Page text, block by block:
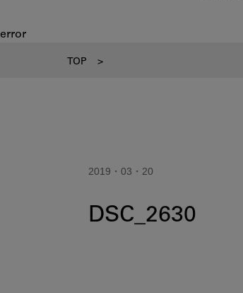
error
TOP >
2019・03・20
DSC_2630